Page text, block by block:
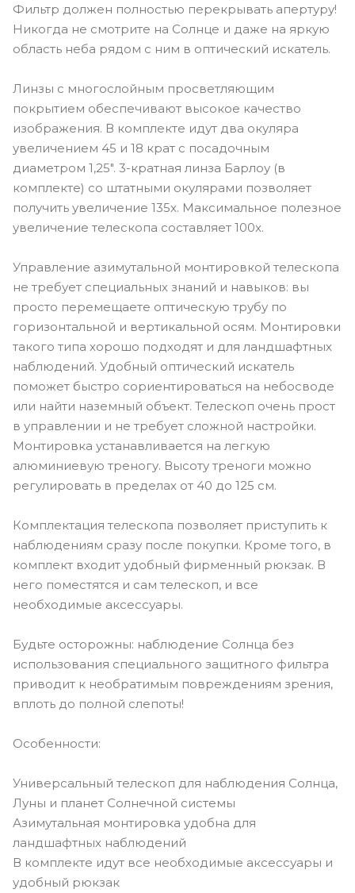
Фильтр должен полностью перекрывать апертуру!
Никогда не смотрите на Солнце и даже на яркую
область неба рядом с ним в оптический искатель.
Линзы с многослойным просветляющим
покрытием обеспечивают высокое качество
изображения. В комплекте идут два окуляра
увеличением 45 и 18 крат с посадочным
диаметром 1,25". 3-кратная линза Барлоу (в
комплекте) со штатными окулярами позволяет
получить увеличение 135x. Максимальное полезное
увеличение телескопа составляет 100x.
Управление азимутальной монтировкой телескопа
не требует специальных знаний и навыков: вы
просто перемещаете оптическую трубу по
горизонтальной и вертикальной осям. Монтировки
такого типа хорошо подходят и для ландшафтных
наблюдений. Удобный оптический искатель
поможет быстро сориентироваться на небосводе
или найти наземный объект. Телескоп очень прост
в управлении и не требует сложной настройки.
Монтировка устанавливается на легкую
алюминиевую треногу. Высоту треноги можно
регулировать в пределах от 40 до 125 см.
Комплектация телескопа позволяет приступить к
наблюдениям сразу после покупки. Кроме того, в
комплект входит удобный фирменный рюкзак. В
него поместятся и сам телескоп, и все
необходимые аксессуары.
Будьте осторожны: наблюдение Солнца без
использования специального защитного фильтра
приводит к необратимым повреждениям зрения,
вплоть до полной слепоты!
Особенности:
Универсальный телескоп для наблюдения Солнца,
Луны и планет Солнечной системы
Азимутальная монтировка удобна для
ландшафтных наблюдений
В комплекте идут все необходимые аксессуары и
удобный рюкзак